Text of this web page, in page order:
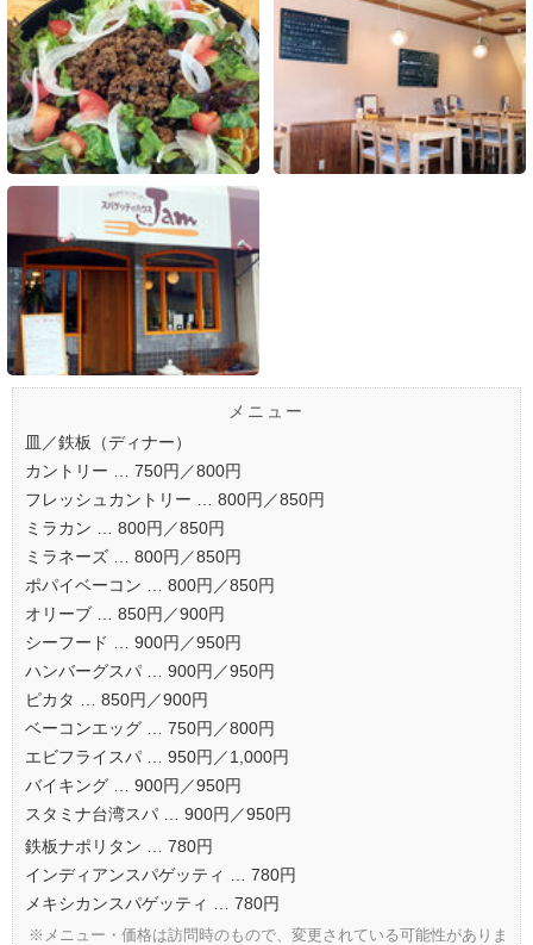
メニュー
皿／鉄板（ディナー）
カントリー … 750円／800円
フレッシュカントリー … 800円／850円
ミラカン … 800円／850円
ミラネーズ … 800円／850円
ポパイベーコン … 800円／850円
オリーブ … 850円／900円
シーフード … 900円／950円
ハンバーグスパ … 900円／950円
ピカタ … 850円／900円
ベーコンエッグ … 750円／800円
エビフライスパ … 950円／1,000円
バイキング … 900円／950円
スタミナ台湾スパ … 900円／950円
鉄板ナポリタン … 780円
インディアンスパゲッティ … 780円
メキシカンスパゲッティ … 780円
※メニュー・価格は訪問時のもので、変更されている可能性がありま